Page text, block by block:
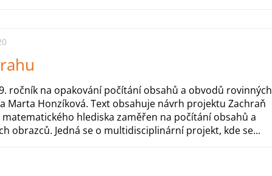
ročník na opakování počítání obsahů a obvodů rovinných
Marta Honzíková. Text obsahuje návrh projektu Zachraň
matematického hlediska zaměřen na počítání obsahů a
obrazců. Jedná se o multidisciplinární projekt, kde se...